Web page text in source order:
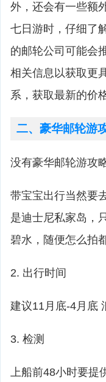
外，还会有一些额
七日游时，仔细了
的邮轮公司可能会
相关信息以获取更
系，获取最新的价
二、豪华邮轮游
没有豪华邮轮游攻
带宝宝出行当然要
是迪士尼私家岛，
碧水，随便怎么拍
2. 出行时间
建议11月底-4月底
3. 检测
上船前48小时要提